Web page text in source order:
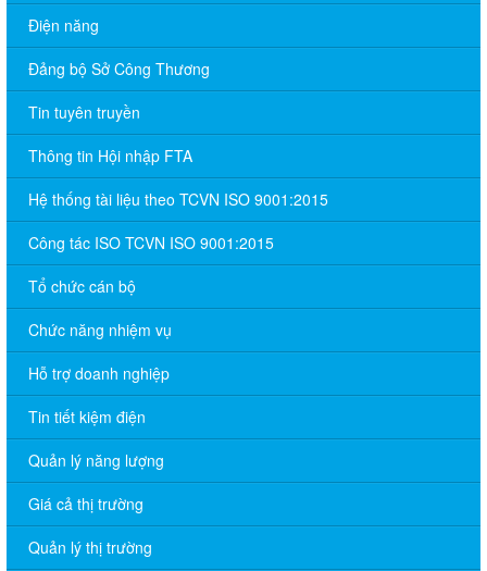
Điện năng
Đảng bộ Sở Công Thương
Tin tuyên truyền
Thông tin Hội nhập FTA
Hệ thống tài liệu theo TCVN ISO 9001:2015
Công tác ISO TCVN ISO 9001:2015
Tổ chức cán bộ
Chức năng nhiệm vụ
Hỗ trợ doanh nghiệp
Tin tiết kiệm điện
Quản lý năng lượng
Giá cả thị trường
Quản lý thị trường